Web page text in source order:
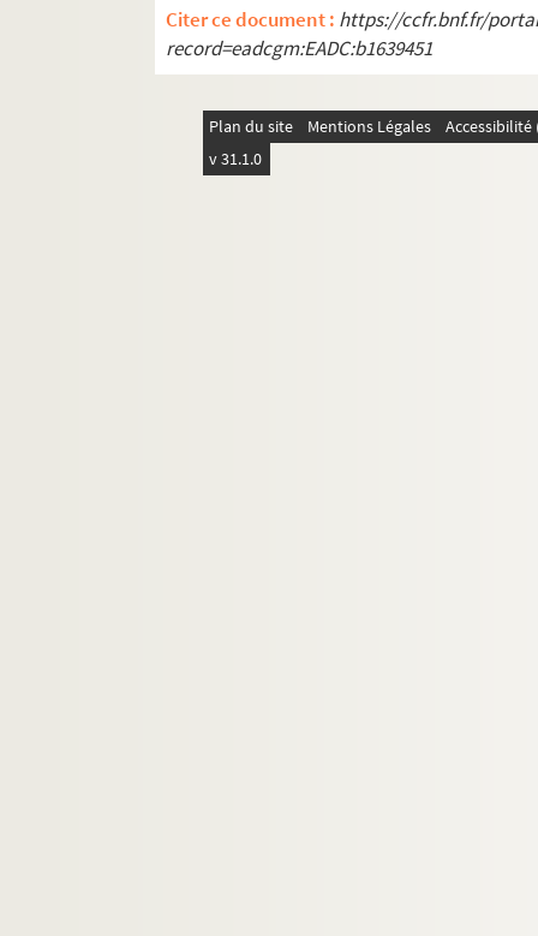
Citer ce document : https://ccfr.bnf.fr/
record=eadcgm:EADC:b1639451
Plan du site Mentions Légales
v 31.1.0